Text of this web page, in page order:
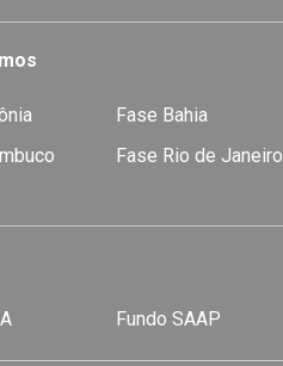
Fase Bahia
Fase Rio de Janeiro
Fundo SAAP